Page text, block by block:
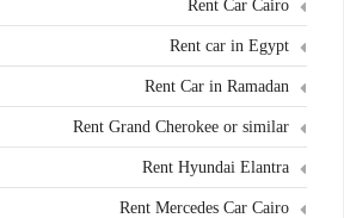
Rent Car Cairo
Rent car in Egypt
Rent Car in Ramadan
Rent Grand Cherokee or similar
Rent Hyundai Elantra
Rent Mercedes Car Cairo